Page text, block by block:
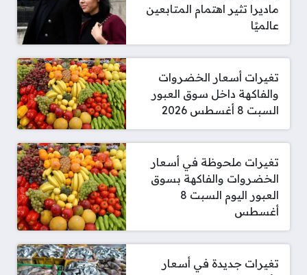
ماديرا تثير اهتمام المتابعين
عالميًا
تغيرات أسعار الخضروات
والفاكهة داخل سوق العبور
السبت 8 أغسطس 2026
تغيرات ملحوظة في أسعار
الخضروات والفاكهة بسوق
العبور اليوم السبت 8
أغسطس
تغيرات جديدة في أسعار